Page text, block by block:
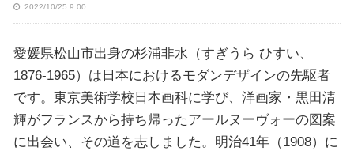
2022/10/25 9:00
愛媛県松山市出身の杉浦非水（すぎうら ひすい、
1876-1965）は日本におけるモダンデザインの先駆者
です。東京美術学校日本画科に学び、洋画家・黒田清
輝がフランスから持ち帰ったアールヌーヴォーの図案
に出会い、その道を志しました。明治41年（1908）に